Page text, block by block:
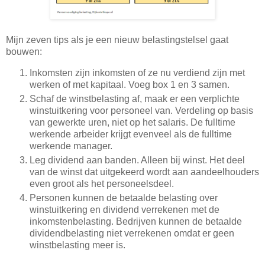
Mijn zeven tips als je een nieuw belastingstelsel gaat
bouwen:
Inkomsten zijn inkomsten of ze nu verdiend zijn met
werken of met kapitaal. Voeg box 1 en 3 samen.
Schaf de winstbelasting af, maak er een verplichte
winstuitkering voor personeel van. Verdeling op basis
van gewerkte uren, niet op het salaris. De fulltime
werkende arbeider krijgt evenveel als de fulltime
werkende manager.
Leg dividend aan banden. Alleen bij winst. Het deel
van de winst dat uitgekeerd wordt aan aandeelhouders
even groot als het personeelsdeel.
Personen kunnen de betaalde belasting over
winstuitkering en dividend verrekenen met de
inkomstenbelasting. Bedrijven kunnen de betaalde
dividendbelasting niet verrekenen omdat er geen
winstbelasting meer is.